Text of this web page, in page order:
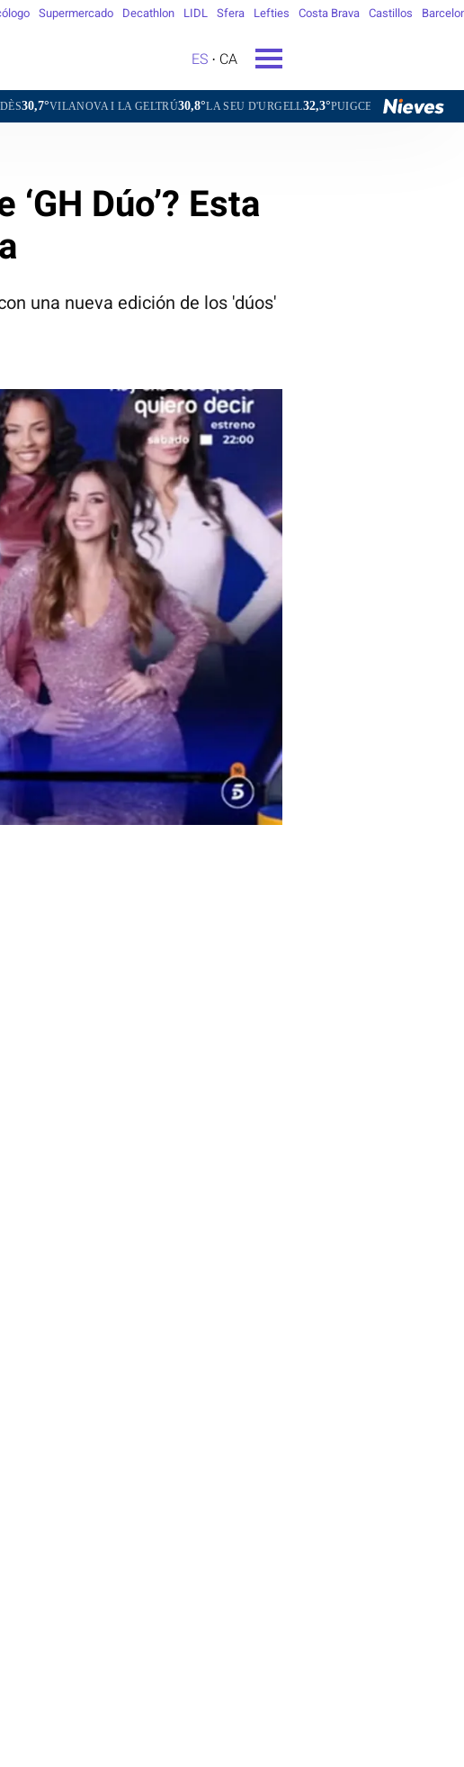
Supermercado Decathlon LIDL Sfera Lefties Costa Brava Castillos
ES CA
I LA GELTRÚ30,8°LA SEU D'URGELL32,3° PUIGCERDÀ25,7°FIGUERES33,8°
Dúo’? Esta
una nueva edición de los 'dúos'